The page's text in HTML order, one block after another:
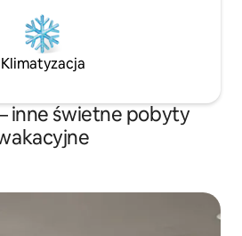
Klimatyzacja
inne świetne pobyty